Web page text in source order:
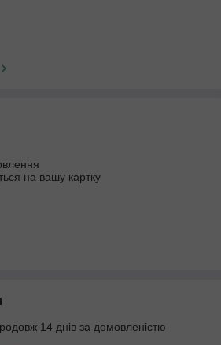
на вашу картку
14 днів за домовленістю